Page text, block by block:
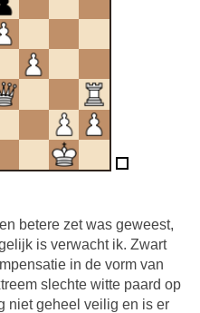
betere zet was geweest,
is verwacht ik. Zwart
in de vorm van
slechte witte paard op
niet geheel veilig en is er